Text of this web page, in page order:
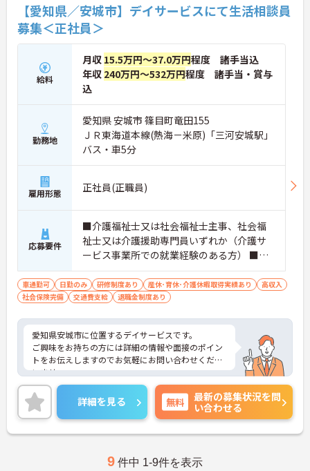
【愛知県／安城市】デイサービスにて生活相談員
募集＜正社員＞
給料
月収 15.5万円～37.0万円程度 諸手当込
年収 240万円～532万円程度 諸手当・賞与
込
勤務地
愛知県 安城市 篠目町竜田155
ＪＲ東海道本線(熱海－米原)「三河安城駅」
バス・車5分
雇用形態 正社員(正職員)
応募要件
■介護福祉士又は社会福祉士主事、社会福
祉士又は介護援助専門員いずれか（介護サ
ービス事業所での就業経験のある方） ■普
通自動車免許（ＡＴ限定可） ＊社用車の運
転をしていただきます。
車通勤可 日勤のみ 研修制度あり 産休･育休･介護休暇取得実績あり
高収入
社会保険完備
交通費支給 退職金制度あり
愛知県安城市に位置するデイサービスです。
ご興味をお持ちの方には詳細の情報や面接のポイン
トをお伝えしますのでお気軽にお問い合わせくださ
いませ。
詳細を見る 無料
最新の募集状況を問
い合わせる
9 件中 1-9件を表示